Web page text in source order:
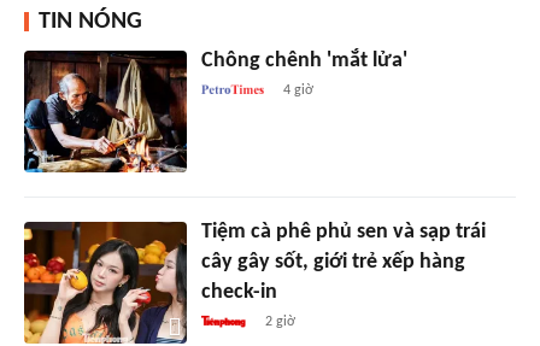
TIN NÓNG
Chông chênh 'mắt lửa'
4 giờ
Tiệm cà phê phủ sen và sạp trái
cây gây sốt, giới trẻ xếp hàng
check-in
2 giờ